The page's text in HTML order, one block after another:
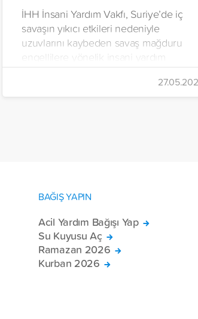
İHH İnsani Yardım Vakfı, Suriye’de iç
savaşın yıkıcı etkileri nedeniyle
uzuvlarını kaybeden savaş mağduru
engellilere yönelik insani yardım
çalışmalarını aralıksız sürdürüyor. Vakıf,
yürütülen son projeyle Suriye’nin Şam,
Halep, Hama, Humus ve İdlib
BAĞIŞ YAPIN
Acil Yardım Bağışı Yap
Su Kuyusu Aç
Ramazan 2026
Kurban 2026